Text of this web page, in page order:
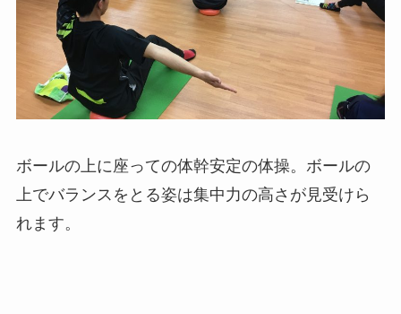
ボールの上に座っての体幹安定の体操。ボールの
上でバランスをとる姿は集中力の高さが見受けら
れます。